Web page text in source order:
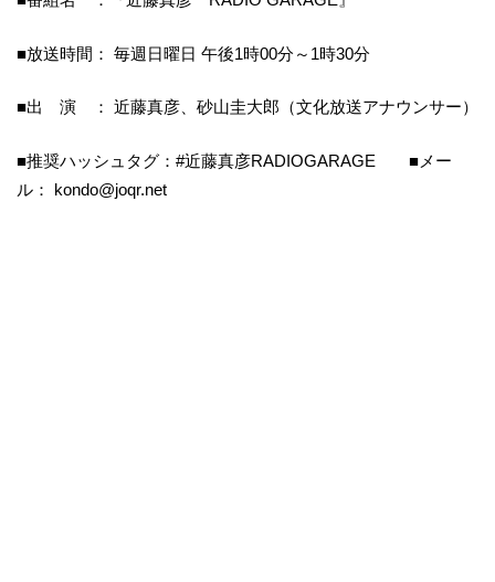
■放送時間： 毎週日曜日 午後1時00分～1時30分
■出 演 ： 近藤真彦、砂山圭大郎（文化放送アナウンサー）
■推奨ハッシュタグ：#近藤真彦RADIOGARAGE ■メー
ル： kondo@joqr.net